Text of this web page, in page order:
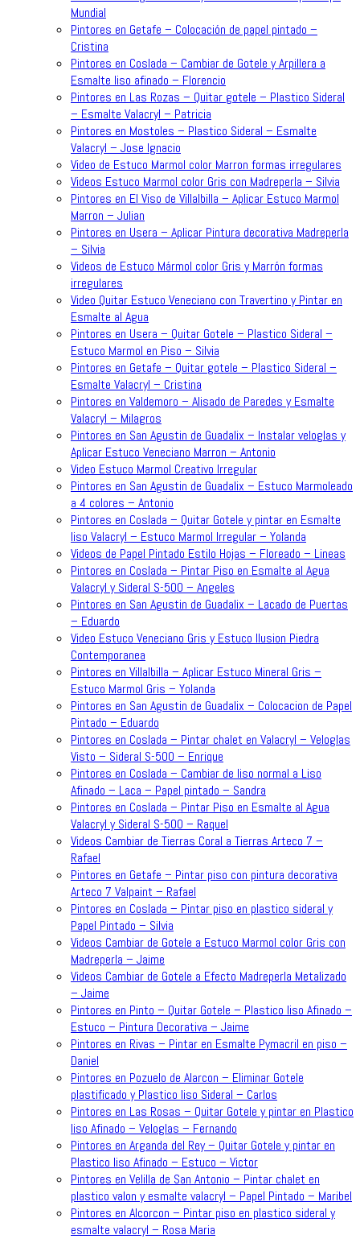
Mundial
Pintores en Getafe – Colocación de papel pintado –
Cristina
Pintores en Coslada – Cambiar de Gotele y Arpillera a
Esmalte liso afinado – Florencio
Pintores en Las Rozas – Quitar gotele – Plastico Sideral
– Esmalte Valacryl – Patricia
Pintores en Mostoles – Plastico Sideral – Esmalte
Valacryl – Jose Ignacio
Video de Estuco Marmol color Marron formas irregulares
Videos Estuco Marmol color Gris con Madreperla – Silvia
Pintores en El Viso de Villalbilla – Aplicar Estuco Marmol
Marron – Julian
Pintores en Usera – Aplicar Pintura decorativa Madreperla
– Silvia
Videos de Estuco Mármol color Gris y Marrón formas
irregulares
Video Quitar Estuco Veneciano con Travertino y Pintar en
Esmalte al Agua
Pintores en Usera – Quitar Gotele – Plastico Sideral –
Estuco Marmol en Piso – Silvia
Pintores en Getafe – Quitar gotele – Plastico Sideral –
Esmalte Valacryl – Cristina
Pintores en Valdemoro – Alisado de Paredes y Esmalte
Valacryl – Milagros
Pintores en San Agustin de Guadalix – Instalar veloglas y
Aplicar Estuco Veneciano Marron – Antonio
Video Estuco Marmol Creativo Irregular
Pintores en San Agustin de Guadalix – Estuco Marmoleado
a 4 colores – Antonio
Pintores en Coslada – Quitar Gotele y pintar en Esmalte
liso Valacryl – Estuco Marmol Irregular – Yolanda
Videos de Papel Pintado Estilo Hojas – Floreado – Lineas
Pintores en Coslada – Pintar Piso en Esmalte al Agua
Valacryl y Sideral S-500 – Angeles
Pintores en San Agustin de Guadalix – Lacado de Puertas
– Eduardo
Video Estuco Veneciano Gris y Estuco Ilusion Piedra
Contemporanea
Pintores en Villalbilla – Aplicar Estuco Mineral Gris –
Estuco Marmol Gris – Yolanda
Pintores en San Agustin de Guadalix – Colocacion de Papel
Pintado – Eduardo
Pintores en Coslada – Pintar chalet en Valacryl – Veloglas
Visto – Sideral S-500 – Enrique
Pintores en Coslada – Cambiar de liso normal a Liso
Afinado – Laca – Papel pintado – Sandra
Pintores en Coslada – Pintar Piso en Esmalte al Agua
Valacryl y Sideral S-500 – Raquel
Videos Cambiar de Tierras Coral a Tierras Arteco 7 –
Rafael
Pintores en Getafe – Pintar piso con pintura decorativa
Arteco 7 Valpaint – Rafael
Pintores en Coslada – Pintar piso en plastico sideral y
Papel Pintado – Silvia
Videos Cambiar de Gotele a Estuco Marmol color Gris con
Madreperla – Jaime
Videos Cambiar de Gotele a Efecto Madreperla Metalizado
– Jaime
Pintores en Pinto – Quitar Gotele – Plastico liso Afinado –
Estuco – Pintura Decorativa – Jaime
Pintores en Rivas – Pintar en Esmalte Pymacril en piso –
Daniel
Pintores en Pozuelo de Alarcon – Eliminar Gotele
plastificado y Plastico liso Sideral – Carlos
Pintores en Las Rosas – Quitar Gotele y pintar en Plastico
liso Afinado – Veloglas – Fernando
Pintores en Arganda del Rey – Quitar Gotele y pintar en
Plastico liso Afinado – Estuco – Victor
Pintores en Velilla de San Antonio – Pintar chalet en
plastico valon y esmalte valacryl – Papel Pintado – Maribel
Pintores en Alcorcon – Pintar piso en plastico sideral y
esmalte valacryl – Rosa Maria